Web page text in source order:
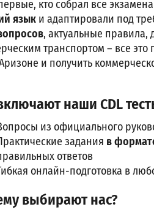
кто собрал все
язык и адаптировали под
, актуальные
транспортом – все
и получить
наши CDL
из официального
задания в
ответов
онлайн-подготовка в
выбирают нас?